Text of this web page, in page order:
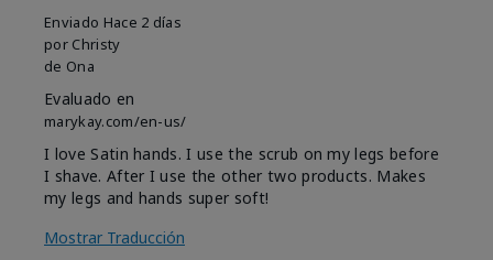
Enviado Hace 2 días
por Christy
de Ona
Evaluado en
marykay.com/en-us/
I love Satin hands. I use the scrub on my legs before
I shave. After I use the other two products. Makes
my legs and hands super soft!
Mostrar Traducción